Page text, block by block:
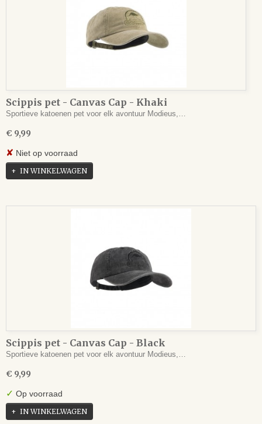
Scippis pet - Canvas Cap - Khaki
Sportieve katoenen pet voor elk avontuur Modieus,…
€ 9,99
✘ Niet op voorraad
IN WINKELWAGEN
Scippis pet - Canvas Cap - Black
Sportieve katoenen pet voor elk avontuur Modieus,…
€ 9,99
✓ Op voorraad
IN WINKELWAGEN